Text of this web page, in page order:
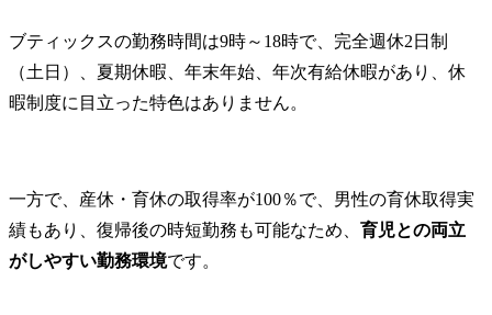
ブティックスの勤務時間は9時～18時で、完全週休2日制
（土日）、夏期休暇、年末年始、年次有給休暇があり、休
暇制度に目立った特色はありません。
一方で、産休・育休の取得率が100％で、男性の育休取得実
績もあり、復帰後の時短勤務も可能なため、 育児との両立
がしやすい勤務環境です。